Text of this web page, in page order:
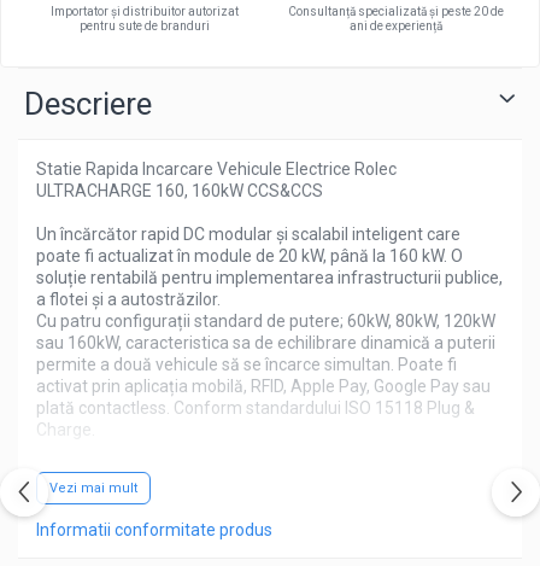
Acumulatori VRLA AGM/GEL /
Tractiune / LiFePo4
12 V
Acumulatori Moto, ATV
GEL
AGM
Li-Ion
SLA AGM (Sealed Lead Acid)
Deep Cycle - Tractiune/Semi-
Tractiune
Marine & Caravan
Pachete acumulatori VRLA
Sisteme de management (BMS)
Importator și distribuitor autorizat
pentru sute de branduri
Consultanță specializată și peste 20 de
ani de experiență
Descriere
Statie Rapida Incarcare Vehicule Electrice Rolec
ULTRACHARGE 160, 160kW CCS&CCS
Un încărcător rapid DC modular și scalabil inteligent care
poate fi actualizat în module de 20 kW, până la 160 kW. O
soluție rentabilă pentru implementarea infrastructurii publice,
a flotei și a autostrăzilor.
Cu patru configurații standard de putere; 60kW, 80kW, 120kW
sau 160kW, caracteristica sa de echilibrare dinamică a puterii
permite a două vehicule să se încarce simultan. Poate fi
activat prin aplicația mobilă, RFID, Apple Pay, Google Pay sau
plată contactless. Conform standardului ISO 15118 Plug &
Charge.
Rezistenta, pregatita pentru viitor și bogata în caracteristici
Încărcare controlată prin Plug & Charge, aplicație, RFID sau
plată fără contact
Vezi mai mult
Informatii conformitate produs